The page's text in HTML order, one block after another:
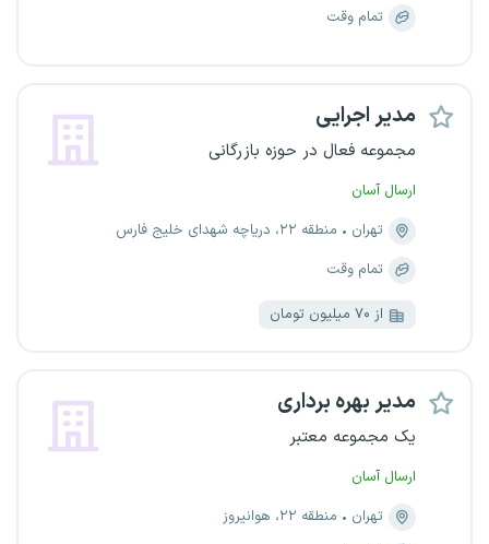
تمام وقت
مدیر اجرایی
مجموعه فعال در حوزه بازرگانی
ارسال آسان
تهران
منطقه ۲۲، دریاچه شهدای خلیج فارس
تمام وقت
از ۷۰ میلیون تومان
مدیر بهره برداری
یک مجموعه معتبر
ارسال آسان
تهران
منطقه ۲۲، هوانیروز